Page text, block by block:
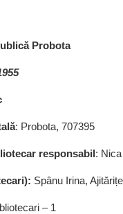
Probota
: Probota, 707395
responsabil:
Spânu Irina,
– 1